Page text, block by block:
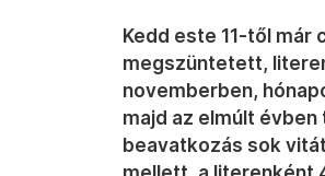
Kedd este 11-től már
megszüntetett,
novemberben,
majd az elmúlt
beavatkozás sok